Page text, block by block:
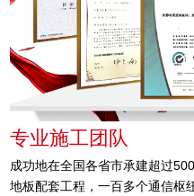
专业施工团队
成功地在全国各省市承建超过
地板配套工程，一百多个通信枢